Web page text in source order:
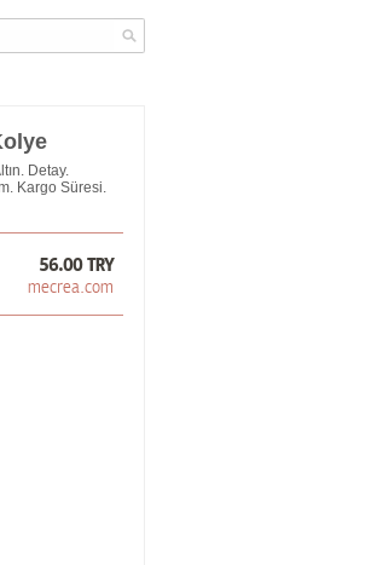
Detay.
Kargo Süresi.
56.00 TRY
mecrea.com